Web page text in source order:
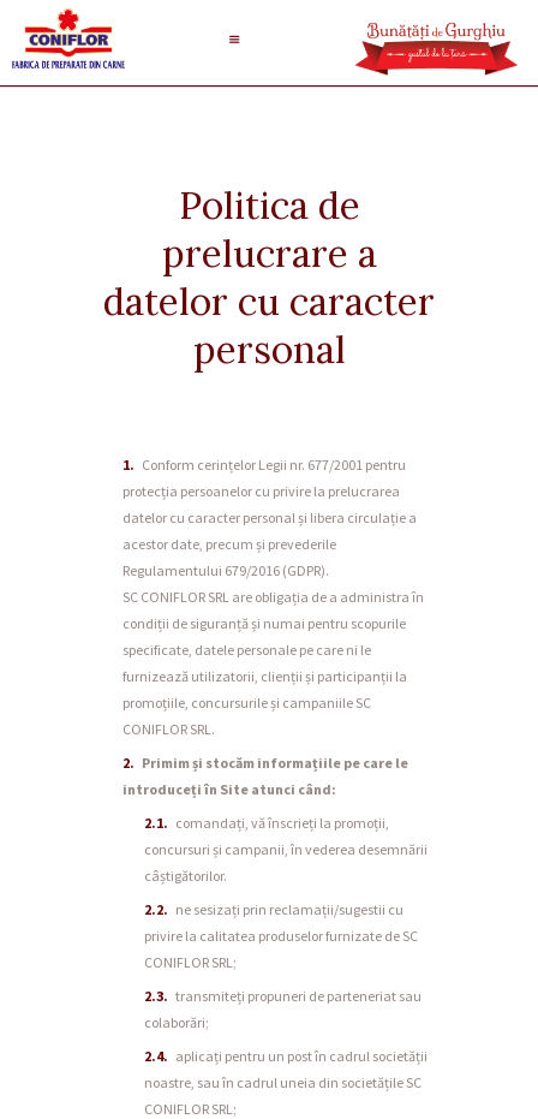
Politica de
prelucrare a
datelor cu caracter
personal
Conform cerințelor Legii nr. 677/2001 pentru
protecția persoanelor cu privire la prelucrarea
datelor cu caracter personal și libera circulație a
acestor date, precum și prevederile
Regulamentului 679/2016 (GDPR).
SC CONIFLOR SRL are obligația de a administra în
condiții de siguranță și numai pentru scopurile
specificate, datele personale pe care ni le
furnizează utilizatorii, clienții și participanții la
promoțiile, concursurile și campaniile SC
CONIFLOR SRL.
Primim și stocăm informațiile pe care le
introduceți în Site atunci când:
comandați, vă înscrieți la promoții,
concursuri și campanii, în vederea desemnării
câștigătorilor.
ne sesizați prin reclamații/sugestii cu
privire la calitatea produselor furnizate de SC
CONIFLOR SRL;
transmiteți propuneri de parteneriat sau
colaborări;
aplicați pentru un post în cadrul societății
noastre, sau în cadrul uneia din societățile SC
CONIFLOR SRL;